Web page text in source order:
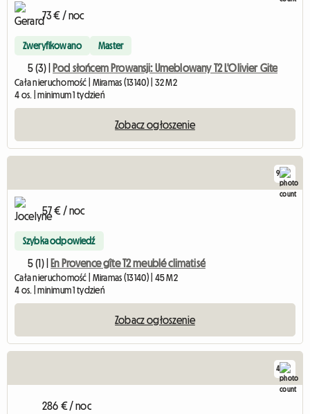
73 € / noc
Zweryfikowano Master
5 (3) | Pod słońcem Prowansji: Umeblowany T2 L'Olivier Gite
Cała nieruchomość | Miramas (13140) | 32 M2
4 os. | minimum 1 tydzień
Zobacz ogłoszenie
9
57 € / noc
Szybka odpowiedź
5 (1) | En Provence gîte T2 meublé climatisé
Cała nieruchomość | Miramas (13140) | 45 M2
4 os. | minimum 1 tydzień
Zobacz ogłoszenie
4
286 € / noc